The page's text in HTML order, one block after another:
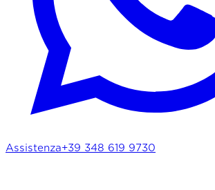
Assistenza+39 348 619 9730